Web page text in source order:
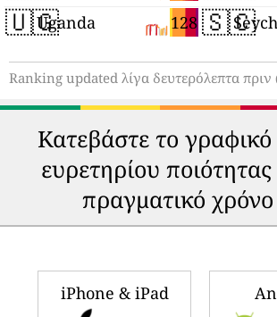
🇺🇬 128
Uganda 🇸🇨
Ranking updated λίγα δευτερόλεπτα πριν
Κατεβάστε το γραφικό
ευρετηρίου
πραγματικό χρόνο
iPhone & iPad